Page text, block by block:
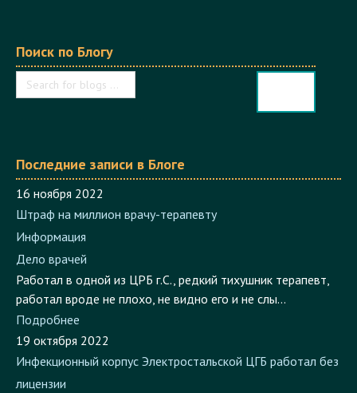
16 ноября 2022
Штраф на миллион врачу-терапевту
Информация
Дело врачей
Работал в одной из ЦРБ г.С., редкий тихушник терапевт,
работал вроде не плохо, не видно его и не слы...
Подробнее
19 октября 2022
Инфекционный корпус Электростальской ЦГБ работал без
лицензии
Информация